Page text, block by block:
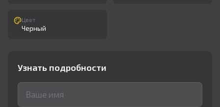
Цвет
Черный
Узнать подробности